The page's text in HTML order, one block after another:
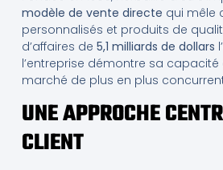
modèle de vente directe qui mêle
personnalisés et produits de
d’affaires de 5,1 milliards de dollars
l’entreprise démontre sa
marché de plus en plus
UNE APPROCHE
CLIENT